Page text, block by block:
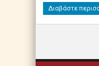
Διαβάστε